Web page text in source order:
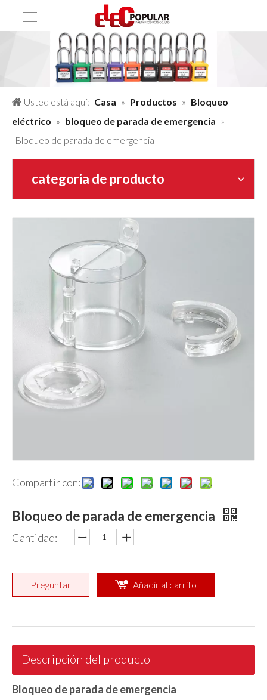
Usted está aquí: Casa » Productos » Bloqueo
eléctrico » bloqueo de parada de emergencia »
Bloqueo de parada de emergencia
categoria de producto
Compartir con:
Bloqueo de parada de emergencia
Cantidad:
Preguntar Añadir al carrito
Descripción del producto
Bloqueo de parada de emergencia